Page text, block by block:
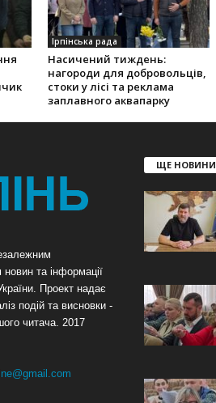
Ірпінська рада
Насичений тиждень:
нагороди для добровольців,
стоки у лісі та реклама
заплавного аквапарку
та інформації
Проект надає
подій та висновки -
читача. 2017
ЩЕ НОВИНИ